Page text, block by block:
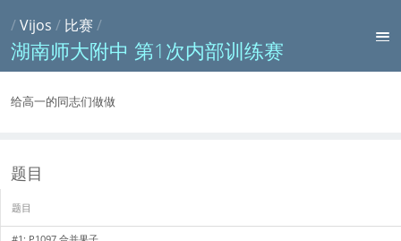
/Vijos / 比赛 /
湖南师大附中 第1次内部训练赛
给高一的同志们做做
题目
题目